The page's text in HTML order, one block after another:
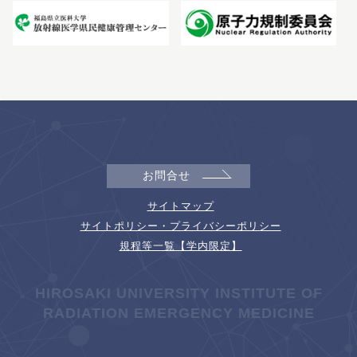
お問合せ
サイトマップ
サイトポリシー・プライバシーポリシー
規程等一覧【学内限定】
HIROSAKI UNIVERSITY INSTITUTE OF
RADIATION EMERGENCY MEDICINE